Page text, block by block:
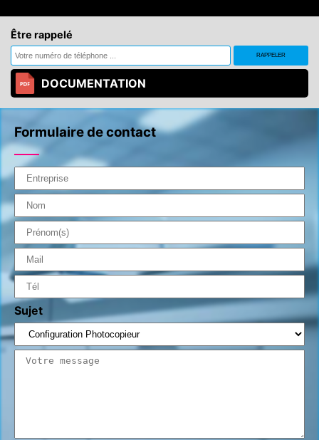
Être rappelé
DOCUMENTATION
Formulaire de contact
Sujet